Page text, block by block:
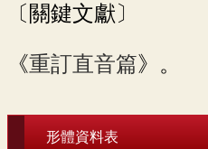
〔關鍵文獻〕
《重訂直音篇》。
形體資料表